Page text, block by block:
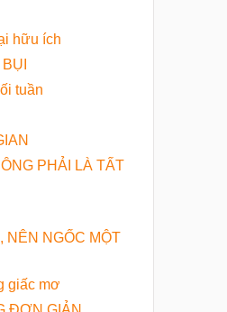
hữu ích
tuần
PHẢI LÀ TẤT
NÊN NGỐC MỘT
giấc mơ